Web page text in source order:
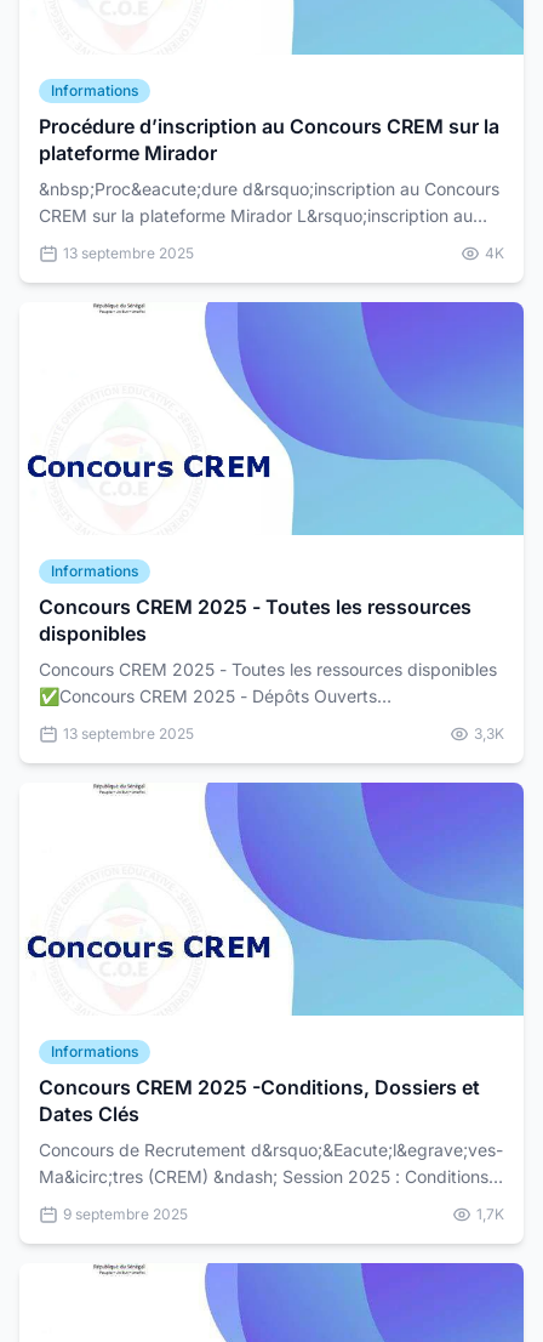
Informations
Procédure d’inscription au Concours CREM sur la
plateforme Mirador
&nbsp;Proc&eacute;dure d&rsquo;inscription au Concours
CREM sur la plateforme Mirador L&rsquo;inscription au
Concours CREM (Centre de Recherches et d&rsquo;Ess...
13 septembre 2025 4K
Informations
Concours CREM 2025 - Toutes les ressources
disponibles
Concours CREM 2025 - Toutes les ressources disponibles
✅Concours CREM 2025 - Dépôts Ouverts
: https://samabac.sn/concours-crem-2025-...
13 septembre 2025 3,3K
Informations
Concours CREM 2025 -Conditions, Dossiers et
Dates Clés
Concours de Recrutement d&rsquo;&Eacute;l&egrave;ves-
Ma&icirc;tres (CREM) &ndash; Session 2025 : Conditions,
Dossiers et Dates Cl&eacute;s Le&nbsp;Minist&egrav...
9 septembre 2025 1,7K